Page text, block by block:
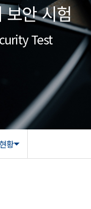
보안 시험
Test
황